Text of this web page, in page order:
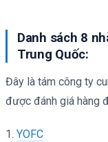
Danh sách 8
Trung Quốc:
Đây là tám công ty
được đánh giá hàng
1. YOFC